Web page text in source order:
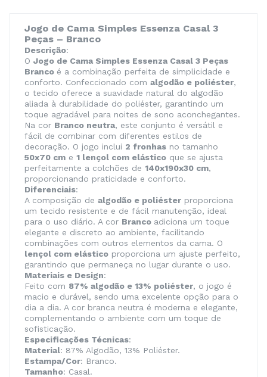
Jogo de Cama Simples Essenza Casal 3
Peças – Branco
Descrição:
O Jogo de Cama Simples Essenza Casal 3 Peças
Branco é a combinação perfeita de simplicidade e
conforto. Confeccionado com algodão e poliéster,
o tecido oferece a suavidade natural do algodão
aliada à durabilidade do poliéster, garantindo um
toque agradável para noites de sono aconchegantes.
Na cor Branco neutra, este conjunto é versátil e
fácil de combinar com diferentes estilos de
decoração. O jogo inclui 2 fronhas no tamanho
50x70 cm e 1 lençol com elástico que se ajusta
perfeitamente a colchões de 140x190x30 cm,
proporcionando praticidade e conforto.
Diferenciais:
A composição de algodão e poliéster proporciona
um tecido resistente e de fácil manutenção, ideal
para o uso diário. A cor Branco adiciona um toque
elegante e discreto ao ambiente, facilitando
combinações com outros elementos da cama. O
lençol com elástico proporciona um ajuste perfeito,
garantindo que permaneça no lugar durante o uso.
Materiais e Design:
Feito com 87% algodão e 13% poliéster, o jogo é
macio e durável, sendo uma excelente opção para o
dia a dia. A cor branca neutra é moderna e elegante,
complementando o ambiente com um toque de
sofisticação.
Especificações Técnicas:
Material: 87% Algodão, 13% Poliéster.
Estampa/Cor: Branco.
Tamanho: Casal.